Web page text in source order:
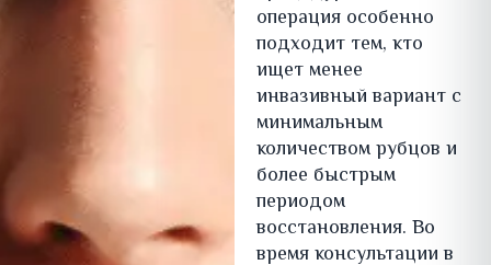
операция особенно
подходит тем, кто
ищет менее
инвазивный вариант с
минимальным
количеством рубцов и
более быстрым
периодом
восстановления. Во
время консультации в